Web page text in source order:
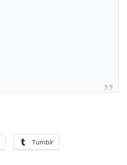
Tumblr